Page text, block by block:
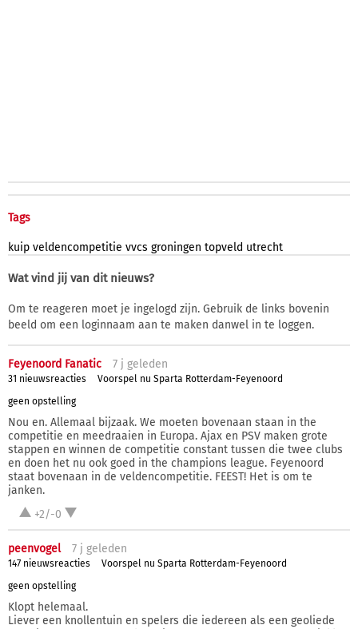
Tags
kuip veldencompetitie vvcs groningen topveld utrecht
Wat vind jij van dit nieuws?
Om te reageren moet je ingelogd zijn. Gebruik de links bovenin
beeld om een loginnaam aan te maken danwel in te loggen.
Feyenoord Fanatic 7 j geleden
31 nieuwsreacties
Voorspel nu Sparta Rotterdam-Feyenoord
geen opstelling
Nou en. Allemaal bijzaak. We moeten bovenaan staan in the
competitie en meedraaien in Europa. Ajax en PSV maken grote
stappen en winnen de competitie constant tussen die twee clubs
en doen het nu ook goed in the champions league. Feyenoord
staat bovenaan in de veldencompetitie. FEEST! Het is om te
janken.
+2/-0
peenvogel 7 j geleden
147 nieuwsreacties
Voorspel nu Sparta Rotterdam-Feyenoord
geen opstelling
Klopt helemaal.
Liever een knollentuin en spelers die iedereen als een geoliede